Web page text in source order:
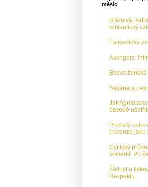
měsíc
Bláznivá,
romantický
Fantastická
Avengers:
Bezva ženská
Saxána a
Jak
besedě
Prokletý
(recenze jako
Cynický
komedií: Po
Žádost o
Respektu